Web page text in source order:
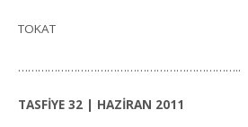
TOKAT
…………………………………………………………..
TASFİYE 32 | HAZİRAN 2011